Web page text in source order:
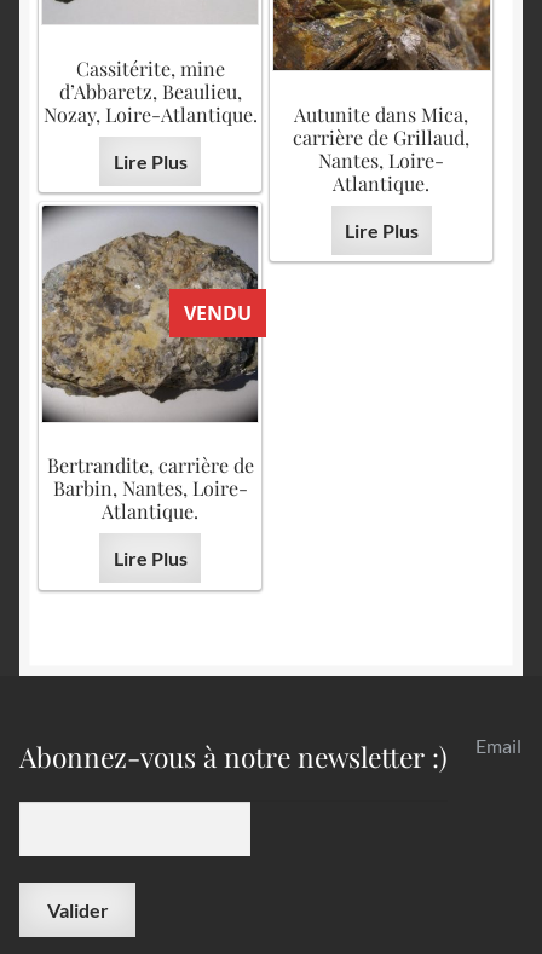
Cassitérite, mine
d’Abbaretz, Beaulieu,
Nozay, Loire-Atlantique.
Lire Plus
Autunite dans Mica,
carrière de Grillaud,
Nantes, Loire-
Atlantique.
Lire Plus
VENDU
Bertrandite, carrière de
Barbin, Nantes, Loire-
Atlantique.
Lire Plus
Abonnez-vous à notre newsletter :) Email